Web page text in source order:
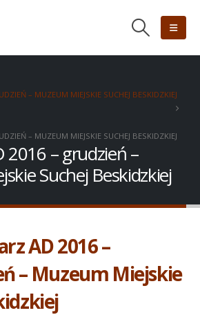
– MUZEUM MIEJSKIE SUCHEJ BESKIDZKIEJ
– MUZEUM MIEJSKIE SUCHEJ BESKIDZKIEJ
2016 – grudzień –
Suchej Beskidzkiej
AD 2016 –
– Muzeum Miejskie